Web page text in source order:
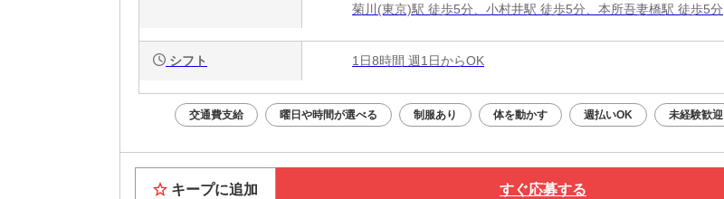
菊川(東京)駅 徒歩5分、小村井駅 徒歩5分、本所吾妻橋駅 徒歩5分
シフト 1日8時間 週1日からOK
交通費支給 曜日や時間が選べる 制服あり 体を動かす 週払いOK 未経験歓迎
キープに追加 すぐ応募する